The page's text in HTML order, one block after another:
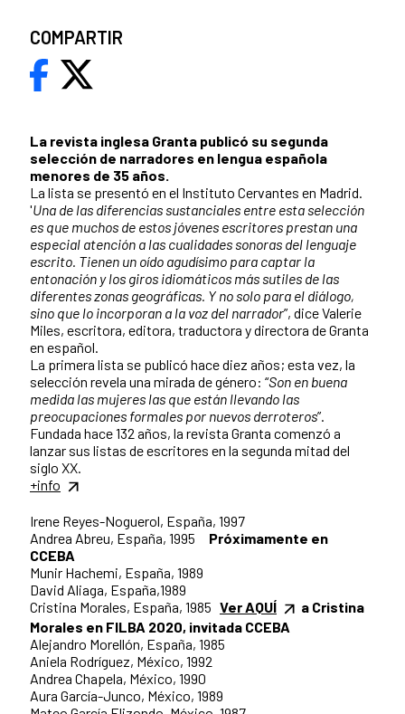
La revista inglesa Granta publicó su segunda
selección de narradores en lengua española
menores de 35 años.
La lista se presentó en el Instituto Cervantes en Madrid.
'Una de las diferencias sustanciales entre esta selección
es que muchos de estos jóvenes escritores prestan una
especial atención a las cualidades sonoras del lenguaje
escrito. Tienen un oído agudísimo para captar la
entonación y los giros idiomáticos más sutiles de las
diferentes zonas geográficas. Y no solo para el diálogo,
sino que lo incorporan a la voz del narrador”, dice Valerie
Miles, escritora, editora, traductora y directora de Granta
en español.
La primera lista se publicó hace diez años; esta vez, la
selección revela una mirada de género: “Son en buena
medida las mujeres las que están llevando las
preocupaciones formales por nuevos derroteros”.
Fundada hace 132 años, la revista Granta comenzó a
lanzar sus listas de escritores en la segunda mitad del
siglo XX.
+info
Irene Reyes-Noguerol, España, 1997
Andrea Abreu, España, 1995 Próximamente en
CCEBA
Munir Hachemi, España, 1989
David Aliaga, España,1989
Cristina Morales, España, 1985 Ver AQUÍ
a Cristina
Morales en FILBA 2020, invitada CCEBA
Alejandro Morellón, España, 1985
Aniela Rodríguez, México, 1992
Andrea Chapela, México, 1990
Aura García-Junco, México, 1989
COMPARTIR